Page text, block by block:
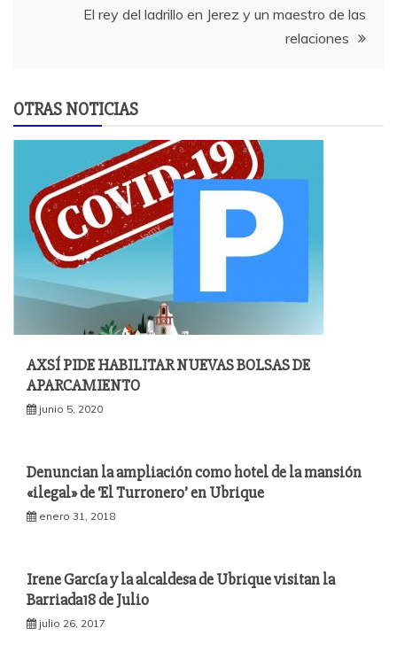
entradasEl rey del ladrillo en Jerez y un maestro de las
relaciones
OTRAS NOTICIAS
AXSÍ PIDE HABILITAR NUEVAS BOLSAS DE
APARCAMIENTO
junio 5, 2020
Denuncian la ampliación como hotel de la mansión
«ilegal» de ‘El Turronero’ en Ubrique
enero 31, 2018
Irene García y la alcaldesa de Ubrique visitan la
Barriada18 de Julio
julio 26, 2017